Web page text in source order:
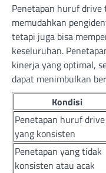
Penetapan huruf
memudahkan
tetapi juga bisa
keseluruhan.
kinerja yang optimal,
dapat menimbulkan
Kondisi
Penetapan huruf drive
yang konsisten
Penetapan yang tidak
konsisten atau acak